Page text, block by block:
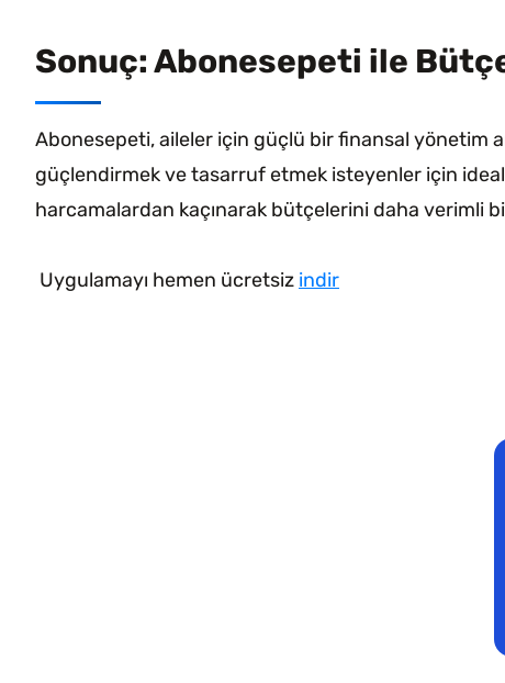
Sonuç: Abonesepeti ile
Abonesepeti, aileler için güçlü bir finansal yönetim
güçlendirmek ve tasarruf etmek isteyenler için
harcamalardan kaçınarak bütçelerini daha verimli
Uygulamayı hemen ücretsiz indir